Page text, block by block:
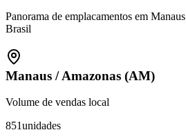
Panorama de emplacamentos em Manaus
Brasil
Manaus /Amazonas (AM)
Volume de vendas local
851unidades